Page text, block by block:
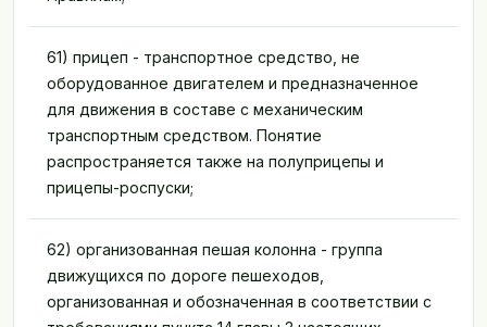
61) прицеп - транспортное средство, не
оборудованное двигателем и предназначенное
для движения в составе с механическим
транспортным средством. Понятие
распространяется также на полуприцепы и
прицепы-роспуски;
62) организованная пешая колонна - группа
движущихся по дороге пешеходов,
организованная и обозначенная в соответствии с